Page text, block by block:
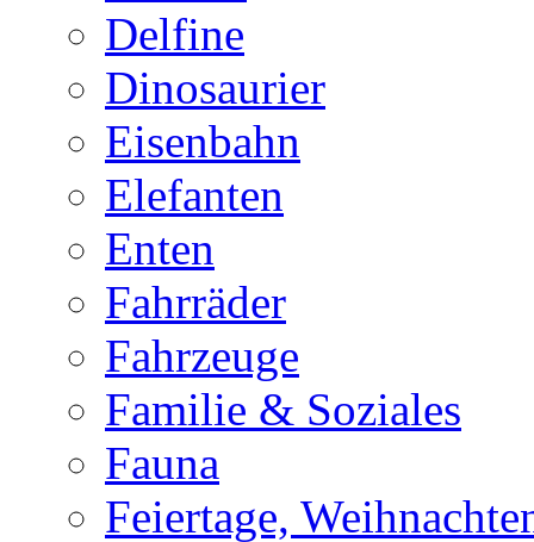
Delfine
Dinosaurier
Eisenbahn
Elefanten
Enten
Fahrräder
Fahrzeuge
Familie & Soziales
Fauna
Feiertage,